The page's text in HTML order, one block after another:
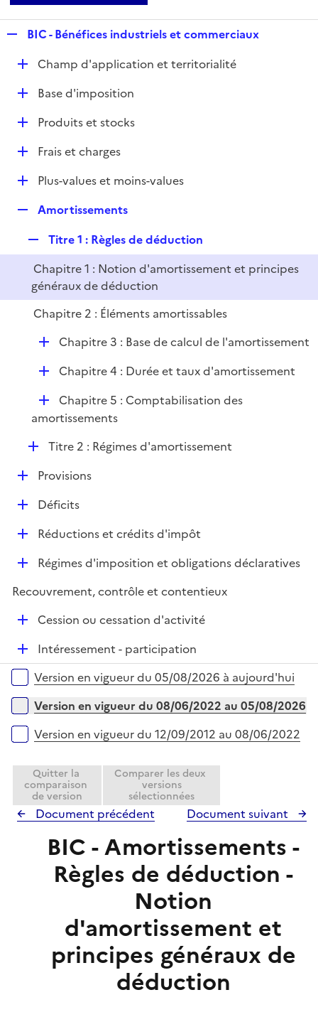
p
l
i
e
BIC - Bénéfices industriels et commerciaux
DChamp d'application et territorialité
DBase d'imposition
DProduits et stocks
D
e
r
Frais et charges
D
p
e
r
Plus-values et moins-values
p
l
e
r
Amortissements
e
p
l
i
r
Titre 1 : Règles de déduction
Chapitre 1 : Notion d'amortissement et principes
généraux de déduction
Chapitre 2 : Éléments amortissables
D
e
r
Chapitre 3 : Base de calcul de l'amortissement
D
l
i
e
r
Chapitre 4 : Durée et taux d'amortissement
D
é
l
e
r
Chapitre 5 : Comptabilisation des
amortissements
D
p
l
i
e
Titre 2 : Régimes d'amortissement
DProvisions
D
e
Déficits
D
i
Réductions et crédits d'impôt
D
p
r
Régimes d'imposition et obligations déclaratives
Recouvrement, contrôle et contentieux
D
e
Cession ou cessation d'activité
D
é
p
e
Intéressement - participation
Versions sur la période
Version en vigueur du 05/08/2026 à aujourd'hui
Version en vigueur du 08/06/2022 au 05/08/2026
Version en vigueur du 12/09/2012 au 08/06/2022
Quitter la
comparaison
de version
Comparer les deux
versions
sélectionnées
Document précédent Document suivant
BIC - Amortissements -
Règles de déduction -
Notion
d'amortissement et
principes généraux de
déduction